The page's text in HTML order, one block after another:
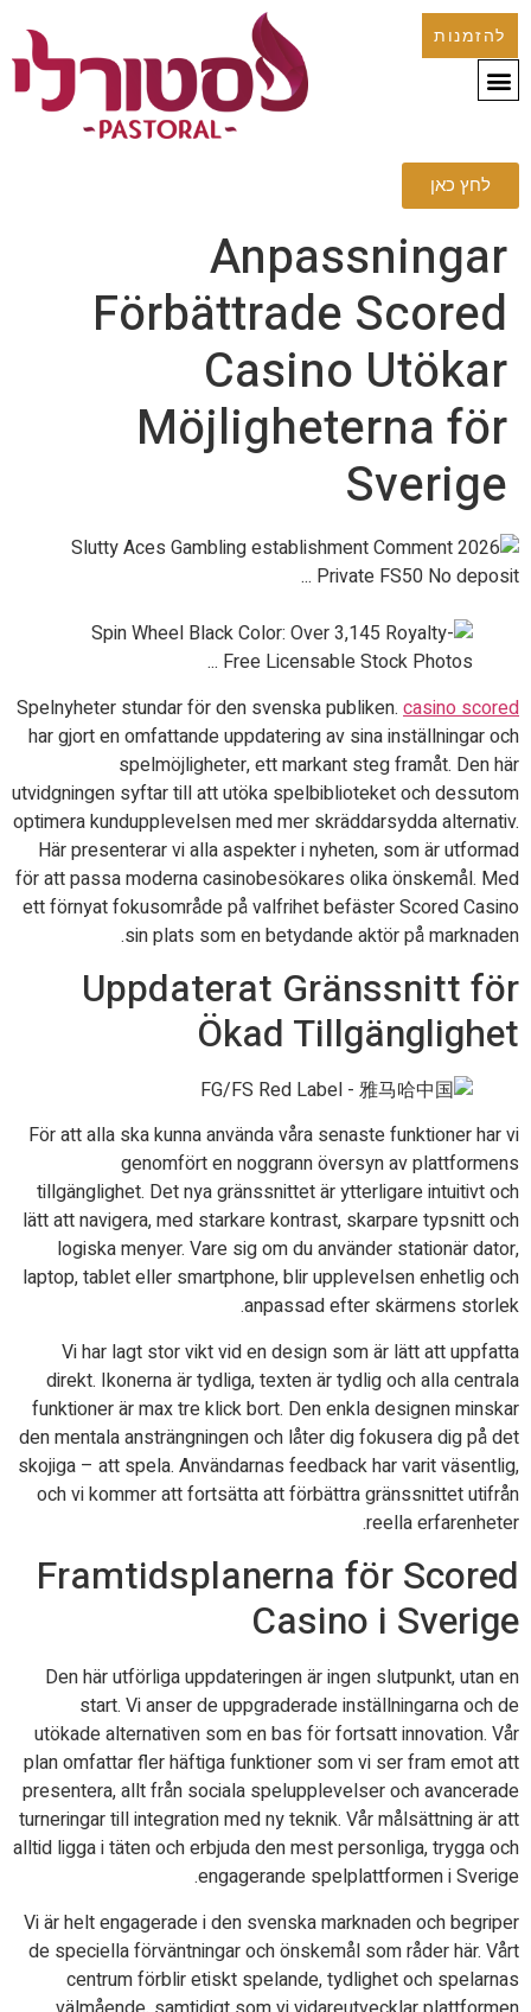
להזמנות
לחץ כאן
Anpassningar
Förbättrade Scored
Casino Utökar
Möjligheterna för
Sverige
Spelnyheter stundar för den svenska publiken. casino scored
har gjort en omfattande uppdatering av sina inställningar och
spelmöjligheter, ett markant steg framåt. Den här
utvidgningen syftar till att utöka spelbiblioteket och dessutom
optimera kundupplevelsen med mer skräddarsydda alternativ.
Här presenterar vi alla aspekter i nyheten, som är utformad
för att passa moderna casinobesökares olika önskemål. Med
ett förnyat fokusområde på valfrihet befäster Scored Casino
sin plats som en betydande aktör på marknaden.
Uppdaterat Gränssnitt för
Ökad Tillgänglighet
För att alla ska kunna använda våra senaste funktioner har vi
genomfört en noggrann översyn av plattformens
tillgänglighet. Det nya gränssnittet är ytterligare intuitivt och
lätt att navigera, med starkare kontrast, skarpare typsnitt och
logiska menyer. Vare sig om du använder stationär dator,
laptop, tablet eller smartphone, blir upplevelsen enhetlig och
anpassad efter skärmens storlek.
Vi har lagt stor vikt vid en design som är lätt att uppfatta
direkt. Ikonerna är tydliga, texten är tydlig och alla centrala
funktioner är max tre klick bort. Den enkla designen minskar
den mentala ansträngningen och låter dig fokusera dig på det
skojiga – att spela. Användarnas feedback har varit väsentlig,
och vi kommer att fortsätta att förbättra gränssnittet utifrån
reella erfarenheter.
Framtidsplanerna för Scored
Casino i Sverige
Den här utförliga uppdateringen är ingen slutpunkt, utan en
start. Vi anser de uppgraderade inställningarna och de
utökade alternativen som en bas för fortsatt innovation. Vår
plan omfattar fler häftiga funktioner som vi ser fram emot att
presentera, allt från sociala spelupplevelser och avancerade
turneringar till integration med ny teknik. Vår målsättning är att
alltid ligga i täten och erbjuda den mest personliga, trygga och
engagerande spelplattformen i Sverige.
Vi är helt engagerade i den svenska marknaden och begriper
de speciella förväntningar och önskemål som råder här. Vårt
centrum förblir etiskt spelande, tydlighet och spelarnas